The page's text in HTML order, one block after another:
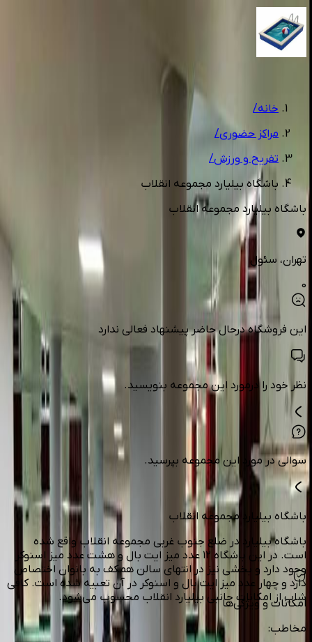
1/2
خانه/
مراکز حضوری/
تفریح و ورزش/
باشگاه بیلیارد مجموعه انقلاب
باشگاه بیلیارد مجموعه انقلاب
تهران، سئول
0
این فروشگاه درحال حاضر پیشنهاد فعالی ندارد
نظر خود را درمورد این مجموعه بنویسید.
سوالی در مورد این مجموعه بپرسید.
باشگاه بیلیارد مجموعه انقلاب
باشگاه بيليارد در ضلع جنوب غربي مجموعه انقلاب واقع شده
است. در این باشگاه ۱۲ عدد میز ایت بال و هشت عدد میز اسنوکر
وجود دارد و بخشی نیز در انتهای سالن همکف به بانوان اختصاص
دارد و چهار عدد میز ایت بال و اسنوکر در آن تعبیه شده است. کافی
شاپ از امکانات جانبی بیلیارد انقلاب محسوب می‌شود.
امکانات و ویژگی‌ها
مخاطب: